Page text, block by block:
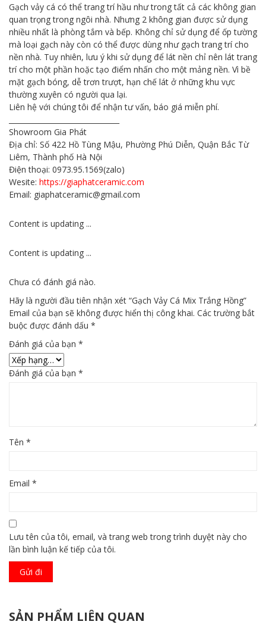
Gạch vảy cá có thể trang trí hầu như trong tất cả các không gian
quan trọng trong ngôi nhà. Nhưng 2 không gian được sử dụng
nhiều nhất là phòng tắm và bếp. Không chỉ sử dụng để ốp tường
mà loại gạch này còn có thể được dùng như gạch trang trí cho
nền nhà. Tuy nhiên, lưu ý khi sử dụng để lát nền chỉ nên lát trang
trí cho một phần hoặc tạo điểm nhấn cho một mảng nền. Vì bề
mặt gạch bóng, dễ trơn trượt, hạn chế lát ở những khu vực
thường xuyên có người qua lại.
Liên hệ với chúng tôi để nhận tư vấn, báo giá miễn phí.
Showroom Gia Phát
Địa chỉ: Số 422 Hồ Tùng Mậu, Phường Phú Diễn, Quận Bắc Từ
Liêm, Thành phố Hà Nội
Điện thoại: 0973.95.1569(zalo)
Wesite: https://giaphatceramic.com
Email: giaphatceramic@gmail.com
Content is updating ...
Content is updating ...
Chưa có đánh giá nào.
Hãy là người đầu tiên nhận xét “Gạch Vảy Cá Mix Trắng Hồng”
Email của bạn sẽ không được hiển thị công khai. Các trường bắt
buộc được đánh dấu *
Đánh giá của bạn *
Đánh giá của bạn *
Tên *
Email *
Lưu tên của tôi, email, và trang web trong trình duyệt này cho
lần bình luận kế tiếp của tôi.
SẢN PHẨM LIÊN QUAN